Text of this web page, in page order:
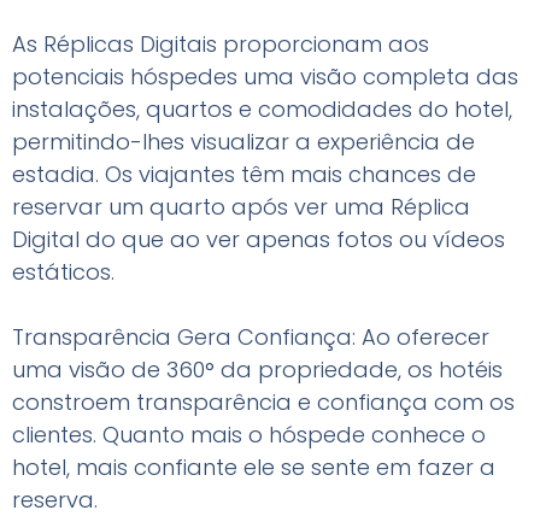
As Réplicas Digitais proporcionam aos
potenciais hóspedes uma visão completa das
instalações, quartos e comodidades do hotel,
permitindo-lhes visualizar a experiência de
estadia. Os viajantes têm mais chances de
reservar um quarto após ver uma Réplica
Digital do que ao ver apenas fotos ou vídeos
estáticos.
Transparência Gera Confiança: Ao oferecer
uma visão de 360° da propriedade, os hotéis
constroem transparência e confiança com os
clientes. Quanto mais o hóspede conhece o
hotel, mais confiante ele se sente em fazer a
reserva.